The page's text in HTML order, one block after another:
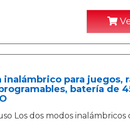
para juegos,
batería de
Los dos modos inalámbricos